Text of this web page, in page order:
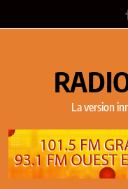
La version